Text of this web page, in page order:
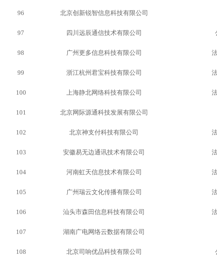
96 北京创新锐智信息科技有限公司
97 四川远辰通信技术有限公司
98 广州更多信息科技有限公司
99 浙江杭州君宝科技有限公司
100 上海静北网络科技有限公司
101 北京网际源通科技发展有限公司
102 北京神支付科技有限公司
103 安徽易无边通讯技术有限公司
104 河南虹天信息技术有限公司
105 广州瑞云文化传播有限公司
106 汕头市森田信息科技有限公司
107 湖南广电网络云数据有限公司
108 北京司响优品科技有限公司